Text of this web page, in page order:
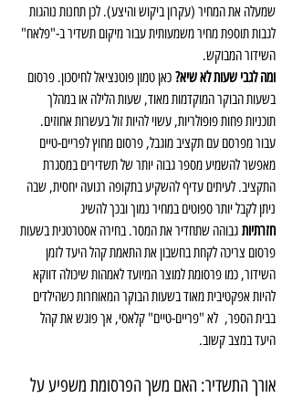
שמעלה את המחיר (עקרון ביקוש והיצע). לכן תחנות נוהגות
לגבות תוספת מחיר משמעותית עבור מיקום תשדיר ב-"פלאח"
השידור המבוקש.
ומה לגבי שעות לא שיא? כאן טמון פוטנציאל לחיסכון. פרסום
בשעות הבוקר המוקדמות מאוד, שעות הלילה או במהלך
תוכניות פחות פופולריות, עשוי להיות זול בעשרות אחוזים.
עבור מפרסם עם תקציב מוגבל, פרסום מחוץ לפריים-טיים
מאפשר להשמיע מספר גבוה יותר של תשדירים במסגרת
התקציב. לעיתים עדיף להשקיע בתקופה רגועה יחסית, שבה
ניתן לקבל יותר ספוטים במחיר נמוך ובכך להשיג
חזרתיות גבוהה שתחדיר את המסר. בחירה אסטרטגית בשעות
פרסום צריכה לקחת בחשבון את התאמת קהל היעד לזמן
השידור, כמו פרסומת למוצר המיועד לאמהות שיכולה דווקא
להיות אפקטיבית מאוד בשעות הבוקר המאוחרות כשהילדים
בבית הספר,  לא "פריים-טיים" קלאסי, אך פוגש את קהל
היעד במצב קשוב.
אורך התשדיר: האם משך הפרסומת משפיע על